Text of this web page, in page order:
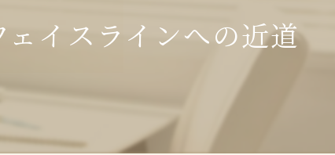
全身
イスラインへの近道